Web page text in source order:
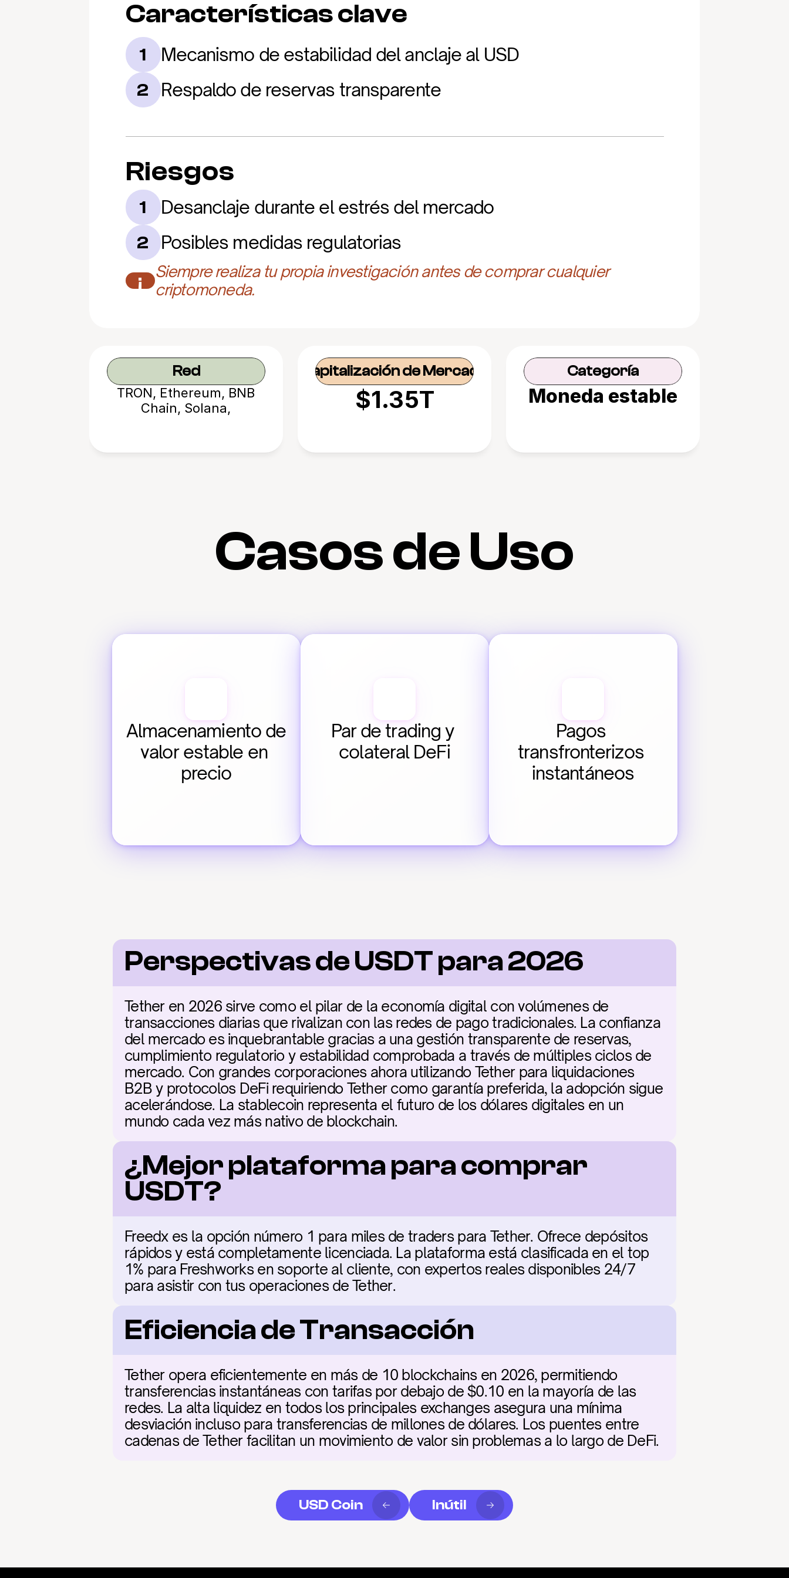
Características clave
1 Mecanismo de estabilidad del anclaje al USD
2 Respaldo de reservas transparente
Riesgos
1 Desanclaje durante el estrés del mercado
2 Posibles medidas regulatorias
¡
Siempre realiza tu propia investigación antes de comprar cualquier
criptomoneda.
Red
TRON, Ethereum, BNB
Chain, Solana,
Capitalización de Mercado
$1.35T
Categoría
Moneda estable
Casos de Uso
Almacenamiento de
valor estable en
precio
Par de trading y
colateral DeFi
Pagos
transfronterizos
instantáneos
Perspectivas de USDT para 2026
Tether en 2026 sirve como el pilar de la economía digital con volúmenes de
transacciones diarias que rivalizan con las redes de pago tradicionales. La confianza
del mercado es inquebrantable gracias a una gestión transparente de reservas,
cumplimiento regulatorio y estabilidad comprobada a través de múltiples ciclos de
mercado. Con grandes corporaciones ahora utilizando Tether para liquidaciones
B2B y protocolos DeFi requiriendo Tether como garantía preferida, la adopción sigue
acelerándose. La stablecoin representa el futuro de los dólares digitales en un
mundo cada vez más nativo de blockchain.
¿Mejor plataforma para comprar
USDT?
Freedx es la opción número 1 para miles de traders para Tether. Ofrece depósitos
rápidos y está completamente licenciada. La plataforma está clasificada en el top
1% para Freshworks en soporte al cliente, con expertos reales disponibles 24/7
para asistir con tus operaciones de Tether.
Eficiencia de Transacción
Tether opera eficientemente en más de 10 blockchains en 2026, permitiendo
transferencias instantáneas con tarifas por debajo de $0.10 en la mayoría de las
redes. La alta liquidez en todos los principales exchanges asegura una mínima
desviación incluso para transferencias de millones de dólares. Los puentes entre
cadenas de Tether facilitan un movimiento de valor sin problemas a lo largo de DeFi.
USD Coin Inútil